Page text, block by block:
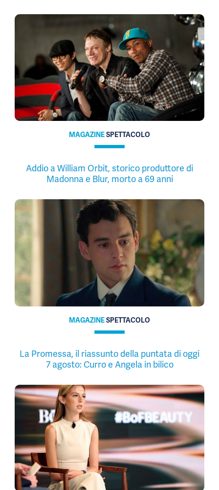
MAGAZINESPETTACOLO
Addio a William Orbit, storico produttore di
Madonna e Blur, morto a 69 anni
MAGAZINESPETTACOLO
La Promessa, il riassunto della puntata di oggi
7 agosto: Curro e Angela in bilico